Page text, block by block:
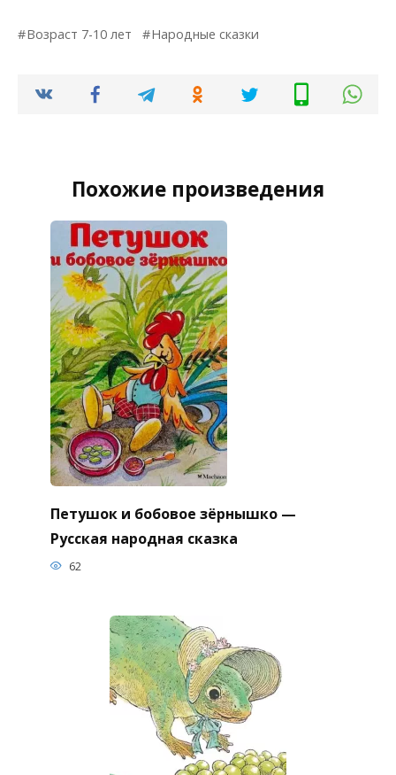
Возраст 7-10 лет Народные сказки
Похожие произведения
Петушок и бобовое зёрнышко —
Русская народная сказка
62